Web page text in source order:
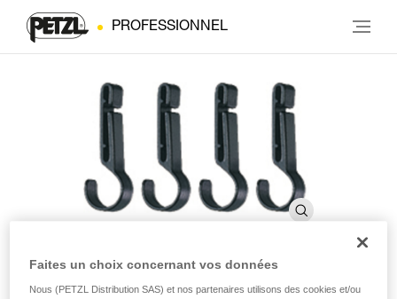
PROFESSIONNEL
Faites un choix concernant vos données
Nous (PETZL Distribution SAS) et nos partenaires utilisons des cookies et/ou